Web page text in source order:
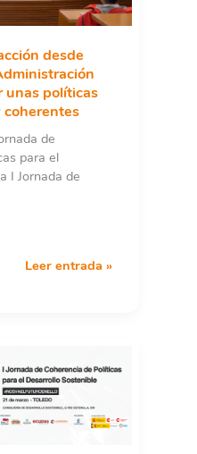
desde
unas políticas
coherentes
de
para el
I Jornada de
Una
Toledo:
ONGD
y
Administración
Leer entrada »